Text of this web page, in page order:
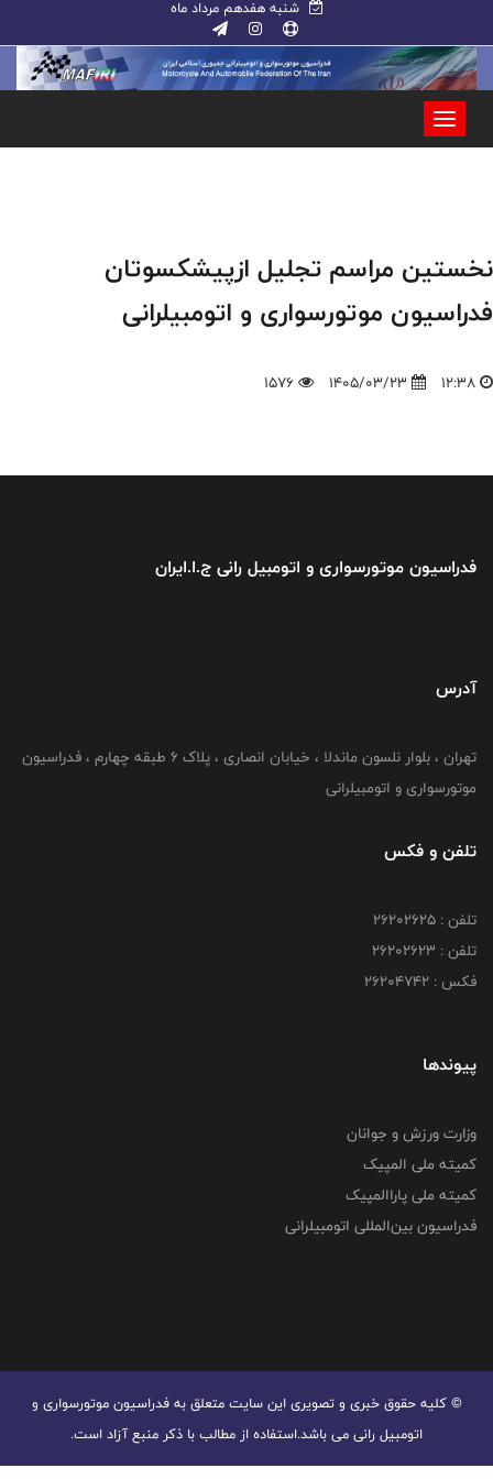
شنبه هفدهم مرداد ماه
نخستین مراسم تجلیل ازپیشکسوتان
فدراسیون موتورسواری و اتومبیلرانی
12:38
1405/03/23
1576
فدراسیون موتورسواری و اتومبیل رانی ج.ا.ایران
آدرس
تهران ، بلوار نلسون ماندلا ، خیابان انصاری ، پلاک ۶ طبقه چهارم ، فدراسیون
موتورسواری و اتومبیلرانی
تلفن و فکس
تلفن : ۲۶۲۰۲۶۲۵
تلفن : ۲۶۲۰۲۶۲۳
فکس : ۲۶۲۰۴۷۴۲
پیوندها
وزارت ورزش و جوانان
کمیته ملی المپیک
کمیته ملی پاراالمپیک
فدراسیون بین‌المللی اتومبیلرانی
© کليه حقوق خبری و تصويری اين سايت متعلق به فدراسیون موتورسواری و
اتومبیل رانی می باشد.استفاده از مطالب با ذكر منبع آزاد است.